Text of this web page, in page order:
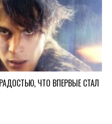
ЧТО ВПЕРВЫЕ СТАЛ